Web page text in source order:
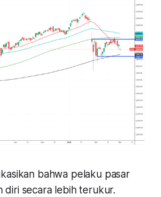
bahwa pelaku pasar
diri secara lebih terukur.